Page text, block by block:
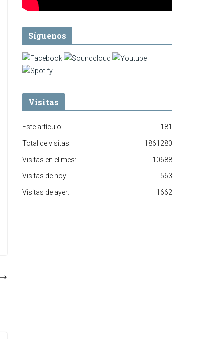
Síguenos
Visitas
181
Este artículo:
1861280
Total de visitas:
10688
Visitas en el mes:
563
Visitas de hoy:
1662
Visitas de ayer: